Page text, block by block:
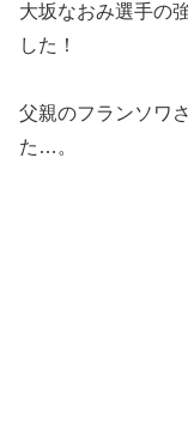
大坂なおみ選手の
した！
父親のフランソワ
た…。